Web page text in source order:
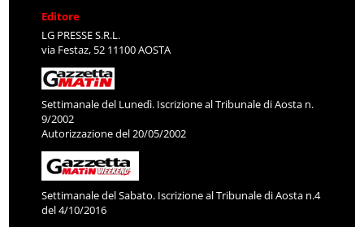
Editore
LG PRESSE S.R.L.
via Festaz, 52 11100 AOSTA
Settimanale del Lunedì. Iscrizione al Tribunale di Aosta n.
9/2002
Autorizzazione del 20/05/2002
Settimanale del Sabato. Iscrizione al Tribunale di Aosta n.4
del 4/10/2016